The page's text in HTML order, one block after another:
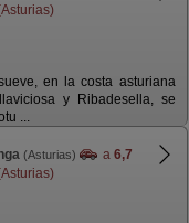
en la costa asturiana
y Ribadesella, se
...
(Asturias) a 6,7